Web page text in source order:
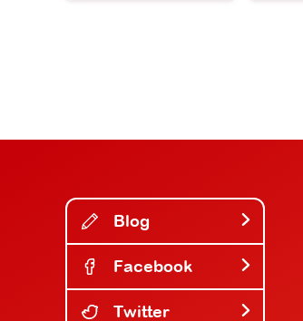
Blog
Facebook
Twitter